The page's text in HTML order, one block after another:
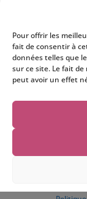
Pour offrir les
fait de consentir à
données telles que
sur ce site. Le fait
peut avoir un effet
© 2019-